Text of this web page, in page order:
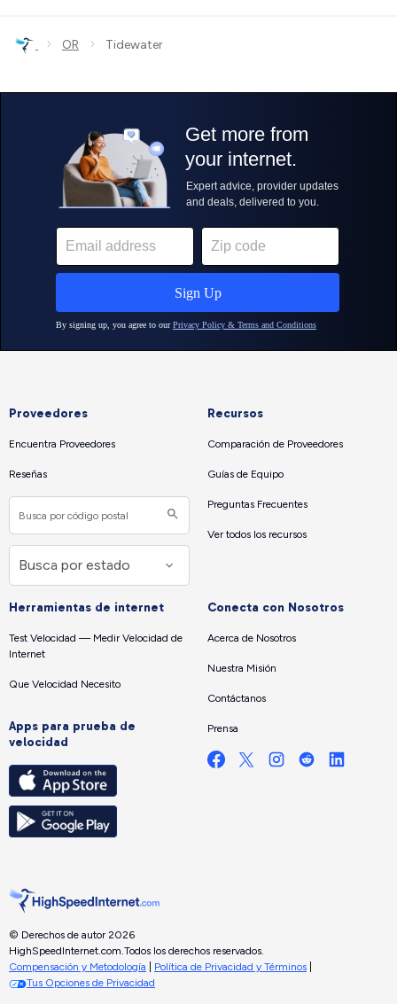
› OR › Tidewater
Proveedores
Encuentra Proveedores
Reseñas
Recursos
Comparación de Proveedores
Guías de Equipo
Preguntas Frecuentes
Ver todos los recursos
Herramientas de internet
Test Velocidad — Medir Velocidad de
Internet
Que Velocidad Necesito
Apps para prueba de
velocidad
Conecta con Nosotros
Acerca de Nosotros
Nuestra Misión
Contáctanos
Prensa
© Derechos de autor 2026
HighSpeedInternet.com. Todos los derechos reservados.
Compensación y Metodología
Política de Privacidad y Términos
Tus Opciones de Privacidad